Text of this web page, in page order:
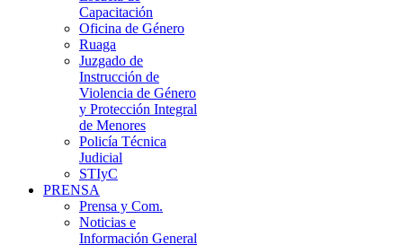
Capacitación
Oficina de Género
Ruaga
Juzgado de
Instrucción de
Violencia de Género
y Protección Integral
de Menores
Policía Técnica
Judicial
STIyC
PRENSA
Prensa y Com.
Noticias e
Información General